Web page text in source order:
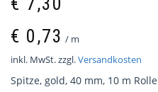
€ 0,73 / m
inkl. MwSt.zzgl.Versandkosten
Spitze, gold, 40 mm, 10 m Rolle